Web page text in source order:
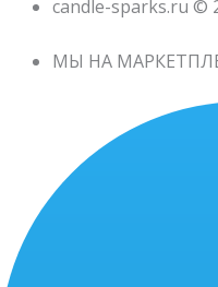
candle-sparks.ru ©
МЫ НА